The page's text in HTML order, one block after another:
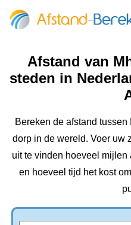
Afstand van
steden in
Bereken de afstand
dorp in de wereld. Voer uw
uit te vinden hoeveel
en hoeveel tijd het kost